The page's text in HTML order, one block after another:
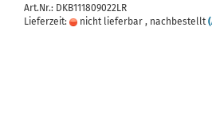
Art.Nr.: DKB111809022LR
Lieferzeit:
nicht lieferbar , nachbestellt